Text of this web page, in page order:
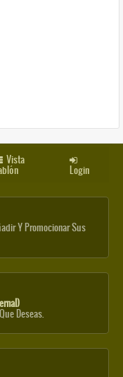
Vista
Login
Y Promocionar Sus
Deseas.